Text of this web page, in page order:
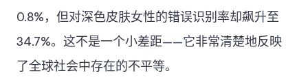
0.8%，但对深色皮肤女性的错误识别率却飙升至
34.7%。这不是一个小差距——它非常清楚地反映
了全球社会中存在的不平等。